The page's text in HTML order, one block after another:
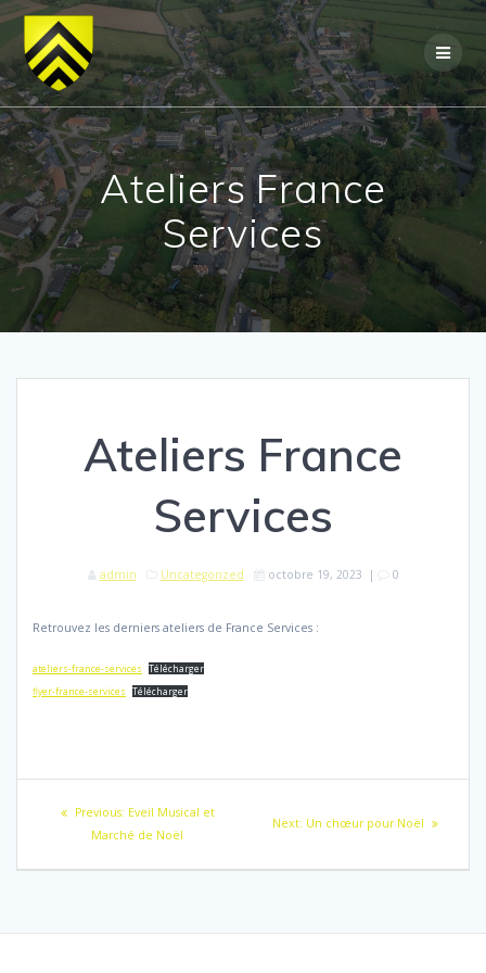
Skip
content
Ateliers France
Services
Ateliers France
Services
admin Uncategorized octobre 19, 2023 | 0
Retrouvez les derniers ateliers de France Services :
ateliers-france-services
Télécharger
flyer-france-services
Télécharger
Navigation
Previous: Previous
post:
Eveil Musical et
Marché de Noël
Next: Next
Un chœur pour Noël